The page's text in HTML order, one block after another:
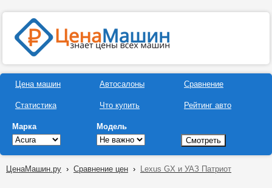
Цена машин
Статистика
Автосалоны
Что купить
Сравнение
Рейтинг авто
Марка Модель
ЦенаМашин.ру › Сравнение цен › Lexus GX и УАЗ Патриот